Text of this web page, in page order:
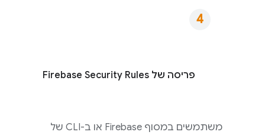
פריסה של Firebase Security Rules
משתמשים במסוף Firebase או ב-CLI של